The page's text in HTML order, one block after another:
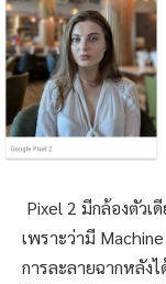
Pixel 2 มีกล้องตัว
เพราะว่ามี
การละลายฉากหลัง